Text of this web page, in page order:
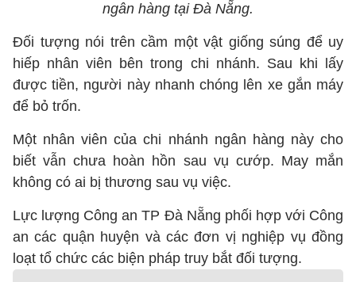
ngân hàng tại Đà Nẵng.
Đối tượng nói trên cầm một vật giống súng để uy
hiếp nhân viên bên trong chi nhánh. Sau khi lấy
được tiền, người này nhanh chóng lên xe gắn máy
để bỏ trốn.
Một nhân viên của chi nhánh ngân hàng này cho
biết vẫn chưa hoàn hồn sau vụ cướp. May mắn
không có ai bị thương sau vụ việc.
Lực lượng Công an TP Đà Nẵng phối hợp với Công
an các quận huyện và các đơn vị nghiệp vụ đồng
loạt tổ chức các biện pháp truy bắt đối tượng.